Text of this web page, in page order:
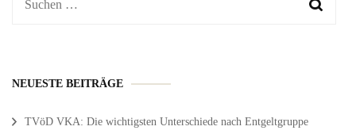
Suchen
NEUESTE BEITRÄGE
TVöD VKA: Die wichtigsten Unterschiede nach Entgeltgruppe